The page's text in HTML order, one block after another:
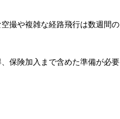
撮や複雑な経路飛行は数週間の
保険加入まで含めた準備が必要